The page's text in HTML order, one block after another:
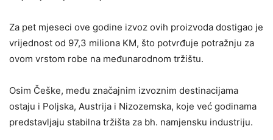
Za pet mjeseci ove godine izvoz ovih proizvoda dostigao je
vrijednost od 97,3 miliona KM, što potvrđuje potražnju za
ovom vrstom robe na međunarodnom tržištu.
Osim Češke, među značajnim izvoznim destinacijama
ostaju i Poljska, Austrija i Nizozemska, koje već godinama
predstavljaju stabilna tržišta za bh. namjensku industriju.